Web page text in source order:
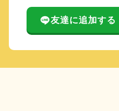
友達に追加する